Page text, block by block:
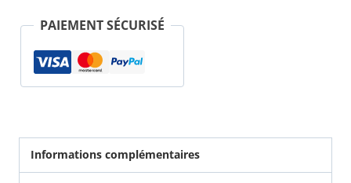
PAIEMENT SÉCURISÉ
Informations complémentaires